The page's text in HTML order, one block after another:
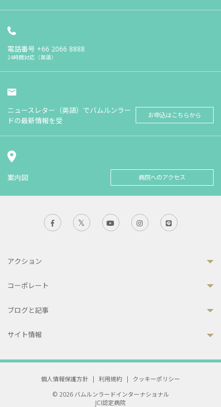
電話番号 +66 2066 8888
24時間対応（英語）
ニュースレター（英語）でバムルンラー
ドの最新情報を受
お申込はこちらから
案内図 病院へのアクセス
アクション
コーポレート
ブログと記事
サイト情報
個人情報保護方針 | 利用規約 |
クッキーポリシー
© 2026 バムルンラードインターナショナル
JCI認定病院